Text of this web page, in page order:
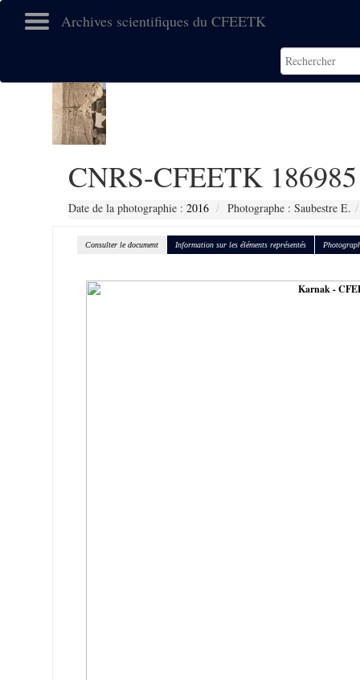
Archives scientifiques du CFEETK
CNRS-CFEETK 186985
Date de la photographie : 2016 Photographe : Saubestre E.
Consulter le document Information sur les éléments représentés